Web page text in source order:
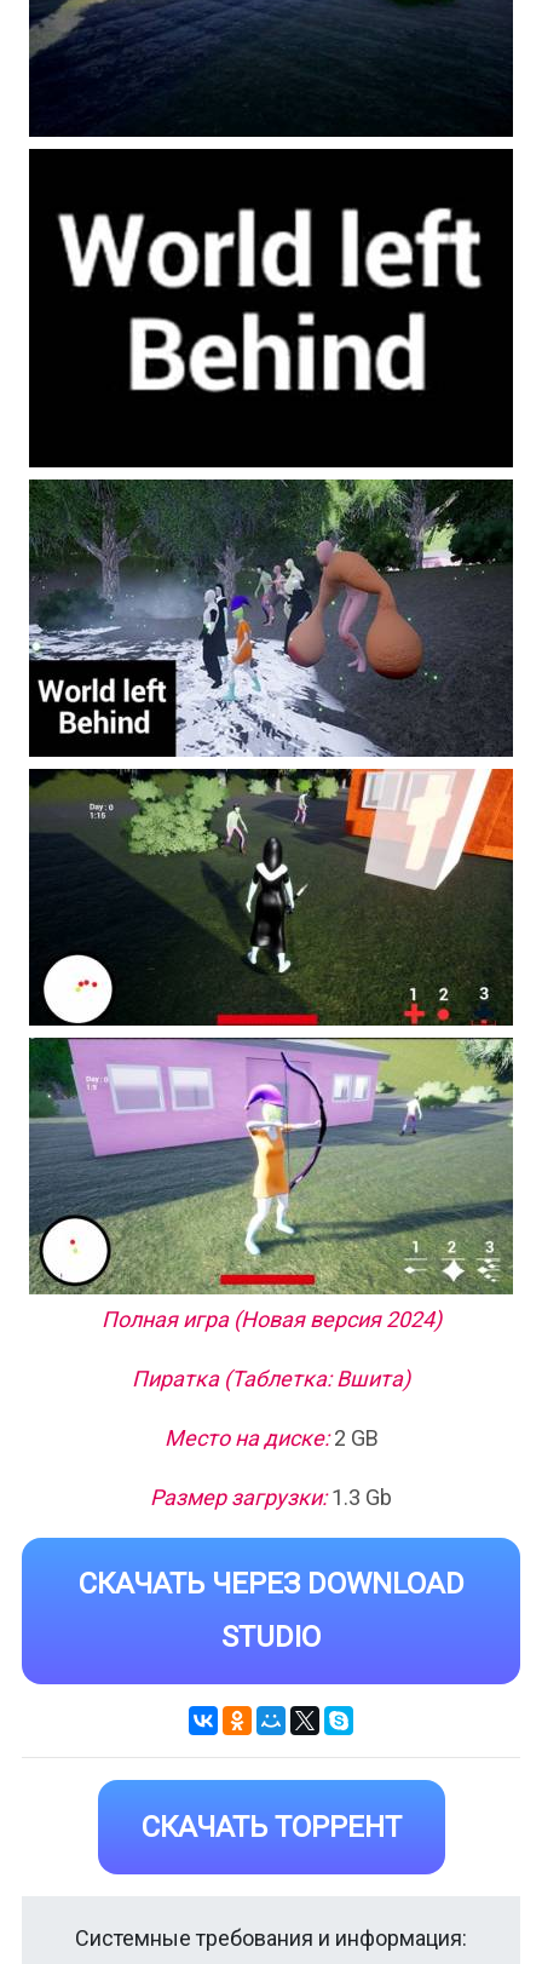
Полная игра (Новая версия 2024)
Пиратка (Таблетка: Вшита)
Место на диске:2 GB
Размер загрузки:1.3 Gb
СКАЧАТЬ ЧЕРЕЗ DOWNLOAD
STUDIO
СКАЧАТЬ ТОРРЕНТ
Системные требования и информация: